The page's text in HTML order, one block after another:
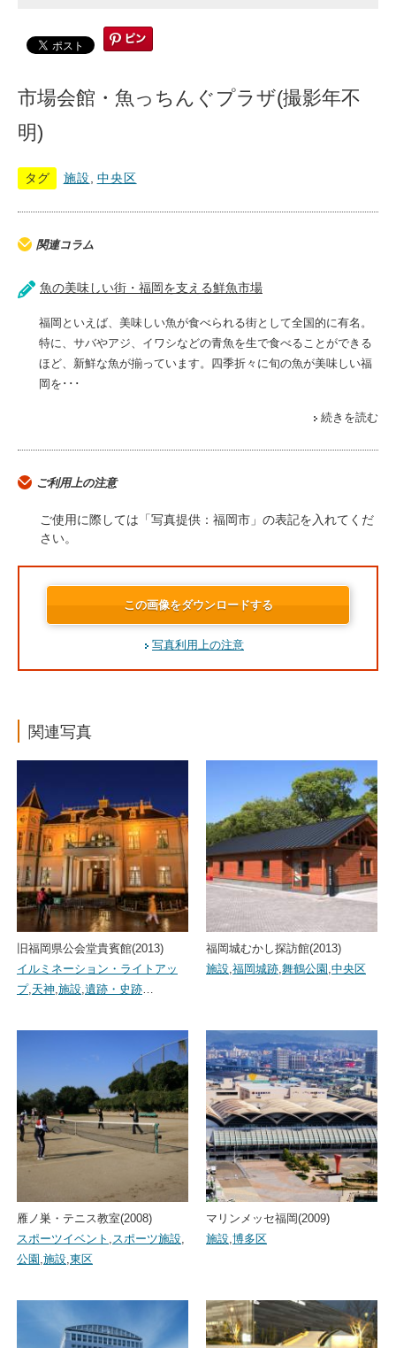
市場会館・魚っちんぐプラザ(撮影年不
明)
タグ 施設 中央区
関連コラム
魚の美味しい街・福岡を支える鮮魚市場
福岡といえば、美味しい魚が食べられる街として全国的に有名。
特に、サバやアジ、イワシなどの青魚を生で食べることができる
ほど、新鮮な魚が揃っています。四季折々に旬の魚が美味しい福
岡を･･･
続きを読む
ご利用上の注意
ご使用に際しては「写真提供：福岡市」の表記を入れてくだ
さい。
この画像をダウンロードする
写真利用上の注意
関連写真
旧福岡県公会堂貴賓館(2013)
イルミネーション・ライトアッ
プ,天神,施設,遺跡・史跡…
福岡城むかし探訪館(2013)
施設,福岡城跡,舞鶴公園 ,中央区
雁ノ巣・テニス教室(2008)
スポーツイベント ,スポーツ施設,
公園 ,施設,東区
マリンメッセ福岡(2009)
施設,博多区